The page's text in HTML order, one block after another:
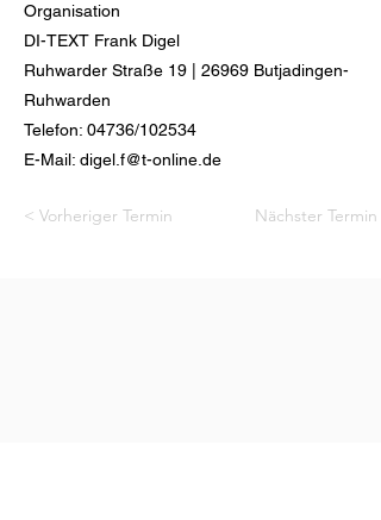
Organisation
DI-TEXT Frank Digel
Ruhwarder Straße 19 | 26969 Butjadingen-
Ruhwarden
Telefon: 04736/102534
E-Mail: digel.f@t-online.de
< Vorheriger Termin Nächster Termin >